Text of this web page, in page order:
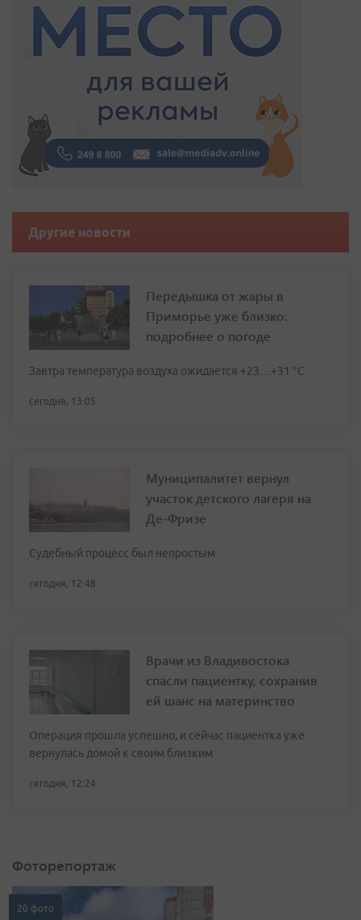
Другие новости
Передышка от жары в
Приморье уже близко:
подробнее о погоде
Завтра температура воздуха ожидается +23…+31 °C
сегодня, 13:05
Муниципалитет вернул
участок детского лагеря на
Де-Фризе
Судебный процесс был непростым
сегодня, 12:48
Врачи из Владивостока
спасли пациентку, сохранив
ей шанс на материнство
Операция прошла успешно, и сейчас пациентка уже
вернулась домой к своим близким
сегодня, 12:24
Фоторепортаж
20 фото